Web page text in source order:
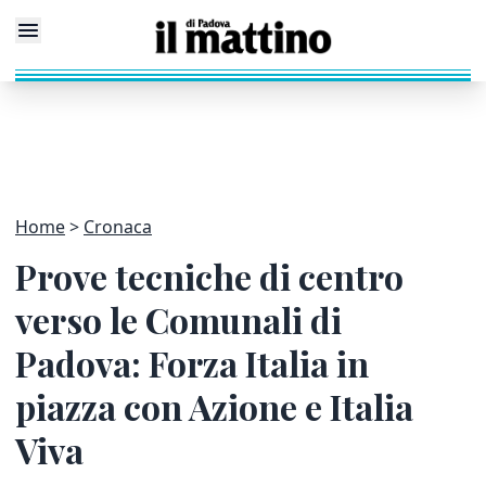
Home Cronaca
Prove tecniche di centro
verso le Comunali di
Padova: Forza Italia in
piazza con Azione e Italia
Viva